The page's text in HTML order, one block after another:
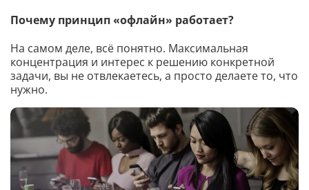
Почему принцип «офлайн» работает?
На самом деле, всё понятно. Максимальная
концентрация и интерес к решению конкретной
задачи, вы не отвлекаетесь, а просто делаете то, что
нужно.